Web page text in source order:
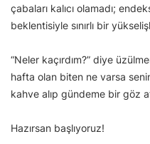
çabaları kalıcı olamadı;
beklentisiyle sınırlı bir
“Neler kaçırdım?” diye
hafta olan biten ne varsa
kahve alıp gündeme bir göz
Hazırsan başlıyoruz!